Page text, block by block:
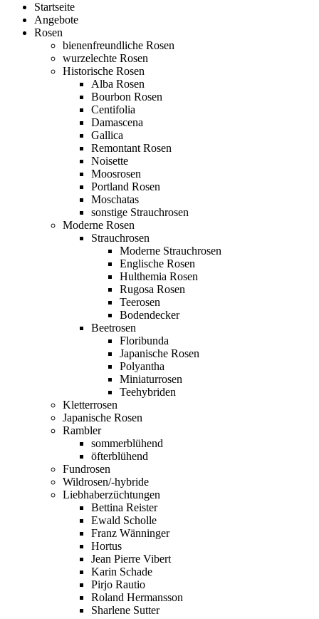
Startseite
Angebote
Rosen
bienenfreundliche Rosen
wurzelechte Rosen
Historische Rosen
Alba Rosen
Bourbon Rosen
Centifolia
Damascena
Gallica
Remontant Rosen
Noisette
Moosrosen
Portland Rosen
Moschatas
sonstige Strauchrosen
Moderne Rosen
Strauchrosen
Moderne Strauchrosen
Englische Rosen
Hulthemia Rosen
Rugosa Rosen
Teerosen
Bodendecker
Beetrosen
Floribunda
Japanische Rosen
Polyantha
Miniaturrosen
Teehybriden
Kletterrosen
Japanische Rosen
Rambler
sommerblühend
öfterblühend
Fundrosen
Wildrosen/-hybride
Liebhaberzüchtungen
Bettina Reister
Ewald Scholle
Franz Wänninger
Hortus
Jean Pierre Vibert
Karin Schade
Pirjo Rautio
Roland Hermansson
Sharlene Sutter